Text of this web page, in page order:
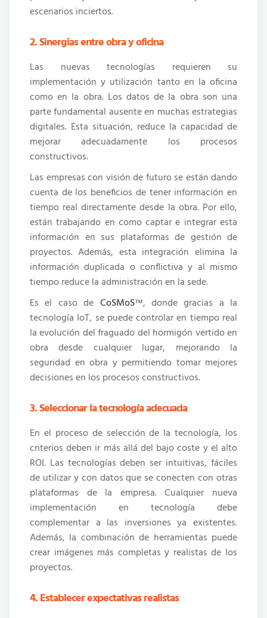
escenarios inciertos.
2. Sinergias entre obra y oficina
Las nuevas tecnologías requieren su
implementación y utilización tanto en la oficina
como en la obra. Los datos de la obra son una
parte fundamental ausente en muchas estrategias
digitales. Esta situación, reduce la capacidad de
mejorar adecuadamente los procesos
constructivos.
Las empresas con visión de futuro se están dando
cuenta de los beneficios de tener información en
tiempo real directamente desde la obra. Por ello,
están trabajando en como captar e integrar esta
información en sus plataformas de gestión de
proyectos. Además, esta integración elimina la
información duplicada o conflictiva y al mismo
tiempo reduce la administración en la sede.
Es el caso de CoSMoS™, donde gracias a la
tecnología IoT, se puede controlar en tiempo real
la evolución del fraguado del hormigón vertido en
obra desde cualquier lugar, mejorando la
seguridad en obra y permitiendo tomar mejores
decisiones en los procesos constructivos.
3. Seleccionar la tecnología adecuada
En el proceso de selección de la tecnología, los
criterios deben ir más allá del bajo coste y el alto
ROI. Las tecnologías deben ser intuitivas, fáciles
de utilizar y con datos que se conecten con otras
plataformas de la empresa. Cualquier nueva
implementación en tecnología debe
complementar a las inversiones ya existentes.
Además, la combinación de herramientas puede
crear imágenes más completas y realistas de los
proyectos.
4. Establecer expectativas realistas